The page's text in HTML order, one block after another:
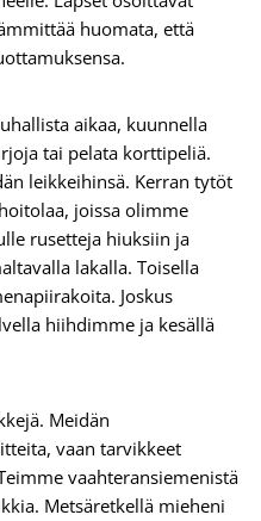
huomata, että
aikaa, kuunnella
tai pelata korttipeliä.
leikkeihinsä. Kerran tytöt
joissa olimme
rusetteja hiuksiin ja
lakalla. Toisella
Joskus
hiihdimme ja kesällä
Meidän
vaan tarvikkeet
vaahteransiemenistä
Metsäretkellä mieheni